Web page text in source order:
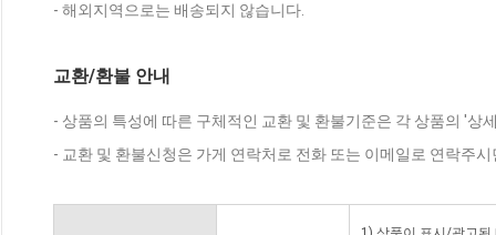
- 해외지역으로는 배송되지 않습니다.
교환/환불 안내
- 상품의 특성에 따른 구체적인 교환 및 환불기준은 각 상품의 '상
- 교환 및 환불신청은 가게 연락처로 전화 또는 이메일로 연락주